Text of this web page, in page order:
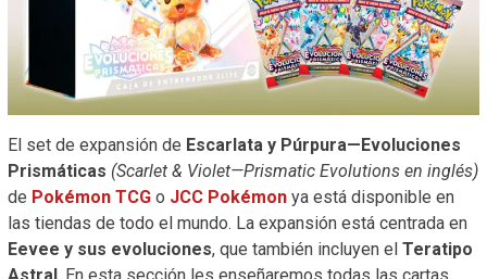
El set de expansión de Escarlata y Púrpura—Evoluciones
Prismáticas (Scarlet & Violet—Prismatic Evolutions en inglés)
de Pokémon TCG o JCC Pokémon ya está disponible en
las tiendas de todo el mundo. La expansión está centrada en
Eevee y sus evoluciones, que también incluyen el Teratipo